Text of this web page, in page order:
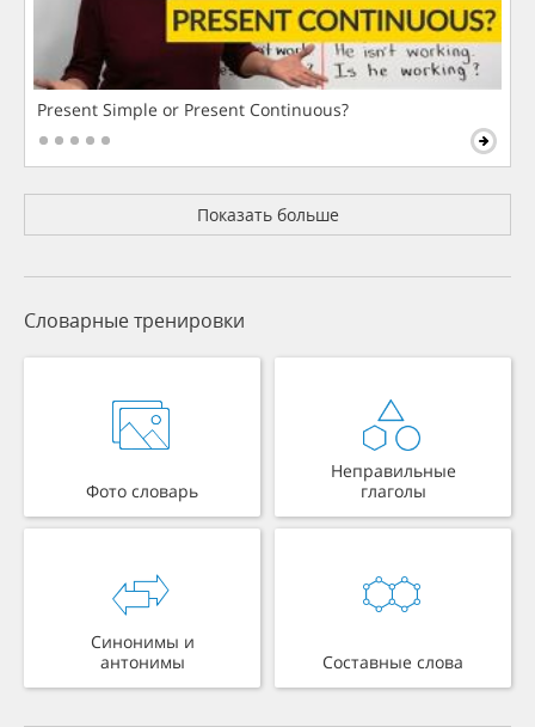
Present Simple or Present Continuous?
Показать больше
Словарные тренировки
Фото словарь
Неправильные
глаголы
Синонимы и
антонимы
Составные слова